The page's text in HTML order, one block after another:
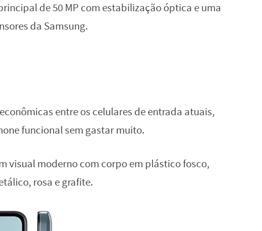
de 50 MP com estabilização óptica e uma
da Samsung.
entre os celulares de entrada atuais,
funcional sem gastar muito.
visual moderno com corpo em plástico fosco,
rosa e grafite.